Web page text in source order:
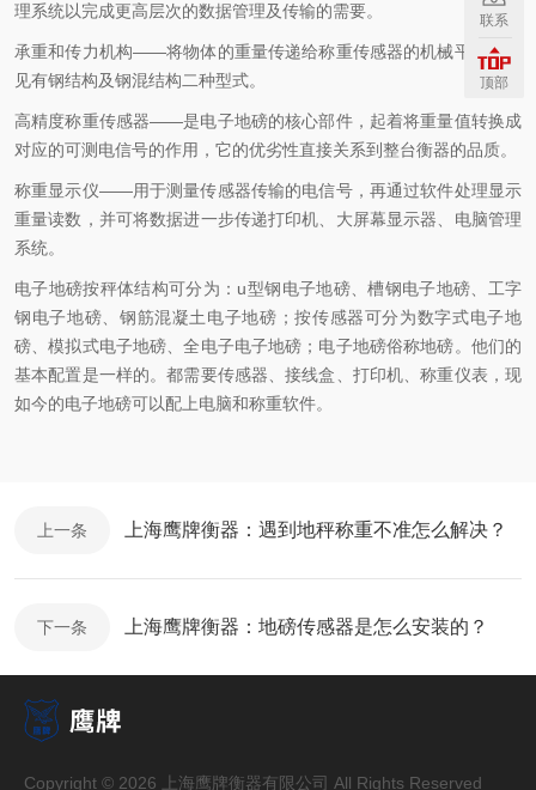
理系统以完成更高层次的数据管理及传输的需要。
承重和传力机构——将物体的重量传递给称重传感器的机械平台，常
见有钢结构及钢混结构二种型式。
高精度称重传感器——是电子地磅的核心部件，起着将重量值转换成
对应的可测电信号的作用，它的优劣性直接关系到整台衡器的品质。
称重显示仪——用于测量传感器传输的电信号，再通过软件处理显示
重量读数，并可将数据进一步传递打印机、大屏幕显示器、电脑管理
系统。
电子地磅按秤体结构可分为：u型钢电子地磅、槽钢电子地磅、工字
钢电子地磅、钢筋混凝土电子地磅；按传感器可分为数字式电子地
磅、模拟式电子地磅、全电子电子地磅；电子地磅俗称地磅。他们的
基本配置是一样的。都需要传感器、接线盒、打印机、称重仪表，现
如今的电子地磅可以配上电脑和称重软件。
上一条 上海鹰牌衡器：遇到地秤称重不准怎么解决？
下一条 上海鹰牌衡器：地磅传感器是怎么安装的？
Copyright © 2026 上海鹰牌衡器有限公司 All Rights Reserved
联系
顶部